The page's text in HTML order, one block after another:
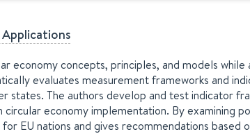
economy concepts, principles, and models while
evaluates measurement frameworks and
states. The authors develop and test indicator
economy implementation. By examining
EU nations and gives recommendations based